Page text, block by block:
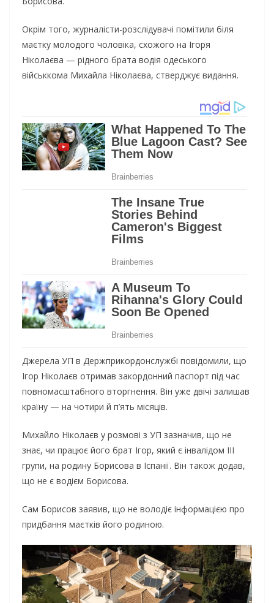
Окрім того, журналісти-розслідувачі помітили біля
маєтку молодого чоловіка, схожого на Ігоря
Ніколаєва — рідного брата водія одеського
військкома Михайла Ніколаєва, стверджує видання.
Джерела УП в Держприкордонслужбі повідомили, що
Ігор Ніколаєв отримав закордонний паспорт під час
повномасштабного вторгнення. Він уже двічі залишав
країну — на чотири й п’ять місяців.
Михайло Ніколаєв у розмові з УП зазначив, що не
знає, чи працює його брат Ігор, який є інвалідом III
групи, на родину Борисова в Іспанії. Він також додав,
що не є водієм Борисова.
Сам Борисов заявив, що не володіє інформацією про
придбання маєтків його родиною.